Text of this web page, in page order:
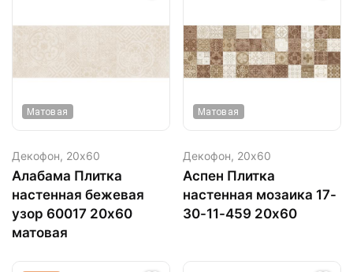
Матовая
Декофон, 20х60
Алабама Плитка
настенная бежевая
узор 60017 20х60
матовая
Матовая
Декофон, 20х60
Аспен Плитка
настенная мозаика 17-
30-11-459 20х60